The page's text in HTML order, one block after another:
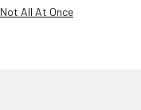
Not All At Once